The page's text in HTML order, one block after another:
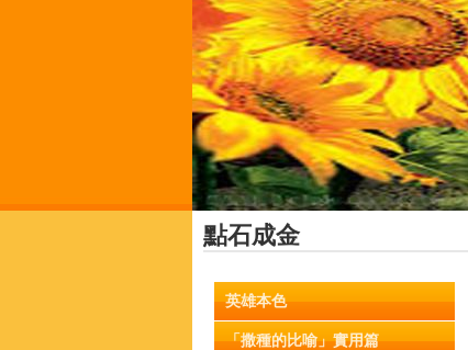
點石成金
英雄本色
「撒種的比喻」實用篇